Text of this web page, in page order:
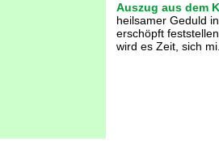
Auszug aus dem
heilsamer Geduld
erschöpft
wird es Zeit, sich